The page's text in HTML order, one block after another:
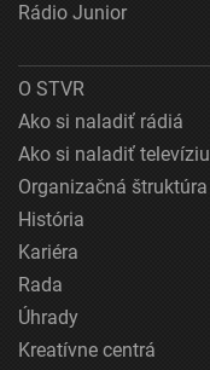
Rádio Junior
O STVR
Ako si naladiť rádiá
Ako si naladiť televíziu
Organizačná štruktúra
História
Kariéra
Rada
Úhrady
Kreatívne centrá